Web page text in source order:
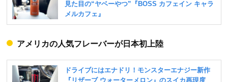
アメリカの人気フレーバーが日本初上陸